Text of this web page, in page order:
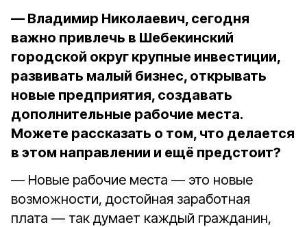
— Владимир Николаевич, сегодня
важно привлечь в Шебекинский
городской округ крупные инвестиции,
развивать малый бизнес, открывать
новые предприятия, создавать
дополнительные рабочие места.
Можете рассказать о том, что делается
в этом направлении и ещё предстоит?
— Новые рабочие места — это новые
возможности, достойная заработная
плата — так думает каждый гражданин,